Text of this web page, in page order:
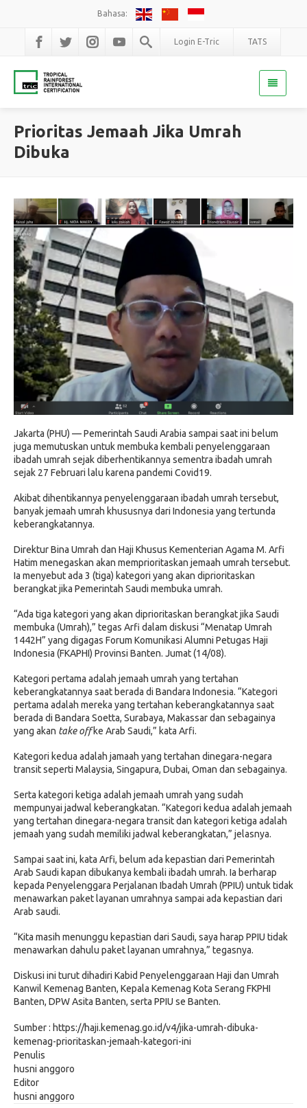
Bahasa:
Login E-Tric TATS
Prioritas Jemaah Jika Umrah
Dibuka
Jakarta (PHU) — Pemerintah Saudi Arabia sampai saat ini belum
juga memutuskan untuk membuka kembali penyelenggaraan
ibadah umrah sejak diberhentikannya sementra ibadah umrah
sejak 27 Februari lalu karena pandemi Covid19.
Akibat dihentikannya penyelenggaraan ibadah umrah tersebut,
banyak jemaah umrah khususnya dari Indonesia yang tertunda
keberangkatannya.
Direktur Bina Umrah dan Haji Khusus Kementerian Agama M. Arfi
Hatim menegaskan akan memprioritaskan jemaah umrah tersebut.
Ia menyebut ada 3 (tiga) kategori yang akan diprioritaskan
berangkat jika Pemerintah Saudi membuka umrah.
“Ada tiga kategori yang akan diprioritaskan berangkat jika Saudi
membuka (Umrah),” tegas Arfi dalam diskusi “Menatap Umrah
1442H” yang digagas Forum Komunikasi Alumni Petugas Haji
Indonesia (FKAPHI) Provinsi Banten. Jumat (14/08).
Kategori pertama adalah jemaah umrah yang tertahan
keberangkatannya saat berada di Bandara Indonesia. “Kategori
pertama adalah mereka yang tertahan keberangkatannya saat
berada di Bandara Soetta, Surabaya, Makassar dan sebagainya
yang akan take offke Arab Saudi,” kata Arfi.
Kategori kedua adalah jamaah yang tertahan dinegara-negara
transit seperti Malaysia, Singapura, Dubai, Oman dan sebagainya.
Serta kategori ketiga adalah jemaah umrah yang sudah
mempunyai jadwal keberangkatan. “Kategori kedua adalah jemaah
yang tertahan dinegara-negara transit dan kategori ketiga adalah
jemaah yang sudah memiliki jadwal keberangkatan,” jelasnya.
Sampai saat ini, kata Arfi, belum ada kepastian dari Pemerintah
Arab Saudi kapan dibukanya kembali ibadah umrah. Ia berharap
kepada Penyelenggara Perjalanan Ibadah Umrah (PPIU) untuk tidak
menawarkan paket layanan umrahnya sampai ada kepastian dari
Arab saudi.
“Kita masih menunggu kepastian dari Saudi, saya harap PPIU tidak
menawarkan dahulu paket layanan umrahnya,” tegasnya.
Diskusi ini turut dihadiri Kabid Penyelenggaraan Haji dan Umrah
Kanwil Kemenag Banten, Kepala Kemenag Kota Serang FKPHI
Banten, DPW Asita Banten, serta PPIU se Banten.
Sumber : https://haji.kemenag.go.id/v4/jika-umrah-dibuka-
kemenag-prioritaskan-jemaah-kategori-ini
Penulis
husni anggoro
Editor
husni anggoro